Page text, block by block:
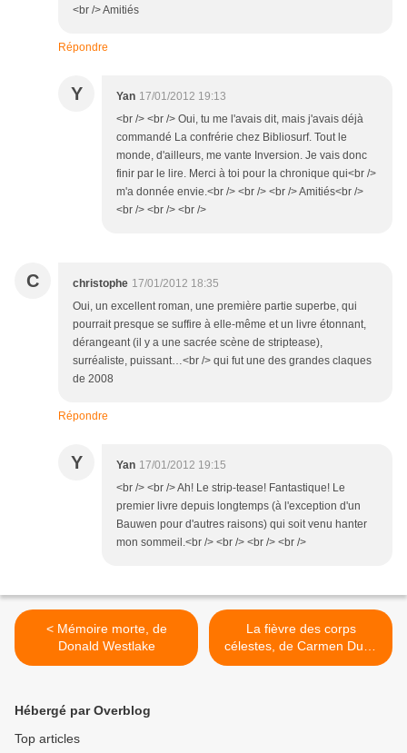
<br /> Amitiés
Répondre
Y Yan 17/01/2012 19:13
<br /> <br /> Oui, tu me l'avais dit, mais j'avais déjà
commandé La confrérie chez Bibliosurf. Tout le
monde, d'ailleurs, me vante Inversion. Je vais donc
finir par le lire. Merci à toi pour la chronique qui<br />
m'a donnée envie.<br /> <br /> <br /> Amitiés<br />
<br /> <br /> <br />
C christophe 17/01/2012 18:35
Oui, un excellent roman, une première partie superbe, qui
pourrait presque se suffire à elle-même et un livre étonnant,
dérangeant (il y a une sacrée scène de striptease),
surréaliste, puissant…<br /> qui fut une des grandes claques
de 2008
Répondre
Y Yan 17/01/2012 19:15
<br /> <br /> Ah! Le strip-tease! Fantastique! Le
premier livre depuis longtemps (à l'exception d'un
Bauwen pour d'autres raisons) qui soit venu hanter
mon sommeil.<br /> <br /> <br /> <br />
< Mémoire morte, de
Donald Westlake
La fièvre des corps
célestes, de Carmen Duca
>
Hébergé par Overblog
Top articles